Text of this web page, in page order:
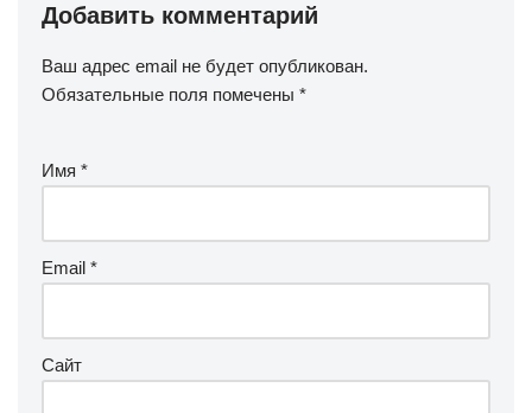
Добавить комментарий
Ваш адрес email не будет опубликован.
Обязательные поля помечены *
Имя *
Email *
Сайт